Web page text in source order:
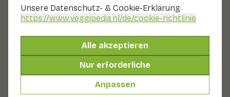
Unsere Datenschutz- & Cookie-Erklärung:
https://www.veggipedia.nl/de/cookie-richtlinie
Alle akzeptieren
Nur erforderliche
Anpassen
Gemüse
4.000 Jahren als Naturheilmittel bekannt. Sie wird nicht
frisch verzehrt, sondern zur Weiterverarbeitung in
zahlreichen Ginsengprodukten getrocknet.